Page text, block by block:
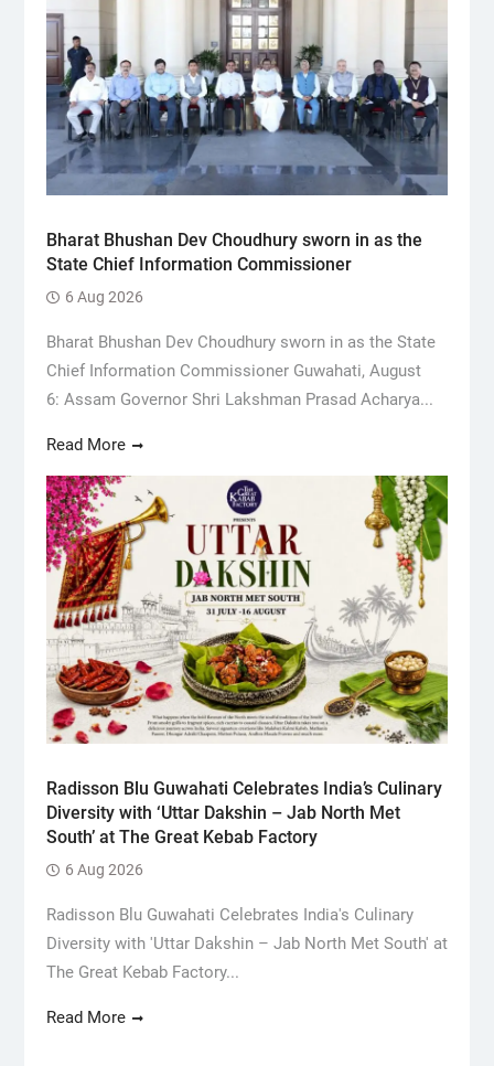
Bharat Bhushan Dev Choudhury sworn in as the
State Chief Information Commissioner
6 Aug 2026
Bharat Bhushan Dev Choudhury sworn in as the State
Chief Information Commissioner Guwahati, August
6: Assam Governor Shri Lakshman Prasad Acharya...
Read More
Radisson Blu Guwahati Celebrates India’s Culinary
Diversity with ‘Uttar Dakshin – Jab North Met
South’ at The Great Kebab Factory
6 Aug 2026
Radisson Blu Guwahati Celebrates India's Culinary
Diversity with 'Uttar Dakshin – Jab North Met South' at
The Great Kebab Factory...
Read More